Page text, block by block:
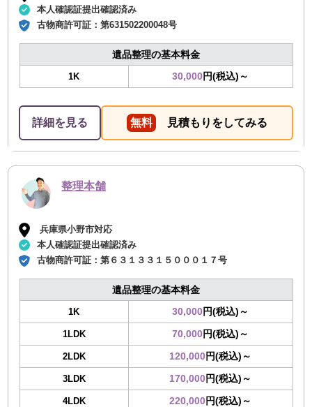
本人確認証提出確認済み
古物商許可証：第631502200048号
遺品整理の基本料金
1K 30,000円(税込)～
詳細を見る 無料 見積もりをしてみる
整理本舗
兵庫県小野市対応
本人確認証提出確認済み
古物商許可証：第６３１３３１５０００１７号
遺品整理の基本料金
1K 30,000円(税込)～
1LDK 70,000円(税込)～
2LDK 120,000円(税込)～
3LDK 170,000円(税込)～
4LDK 220,000円(税込)～